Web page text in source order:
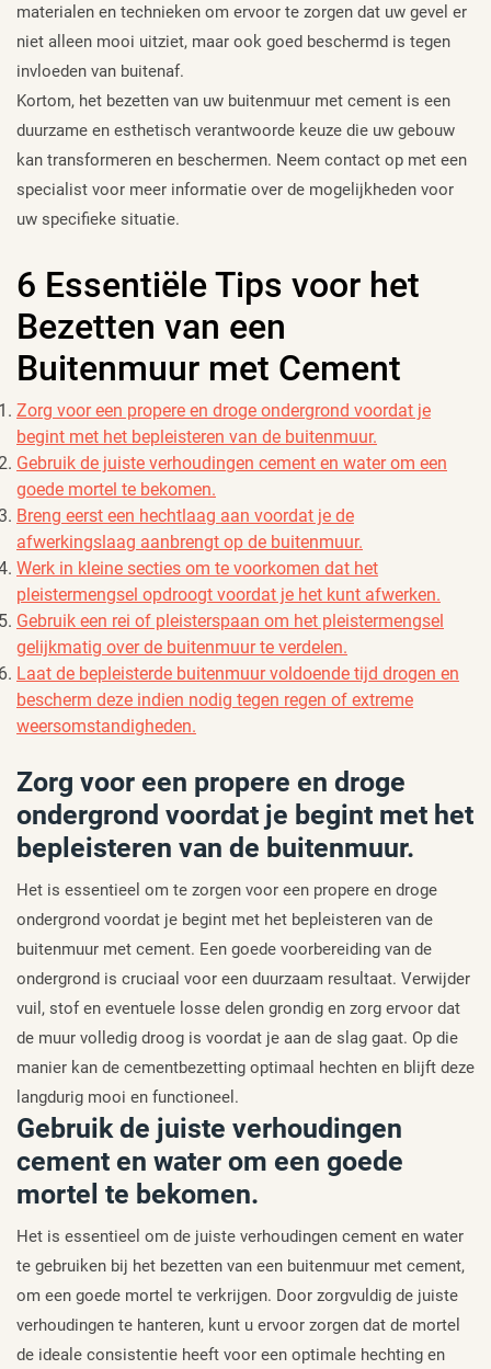
materialen en technieken om ervoor te zorgen dat uw gevel er
niet alleen mooi uitziet, maar ook goed beschermd is tegen
invloeden van buitenaf.
Kortom, het bezetten van uw buitenmuur met cement is een
duurzame en esthetisch verantwoorde keuze die uw gebouw
kan transformeren en beschermen. Neem contact op met een
specialist voor meer informatie over de mogelijkheden voor
uw specifieke situatie.
6 Essentiële Tips voor het
Bezetten van een
Buitenmuur met Cement
Zorg voor een propere en droge ondergrond voordat je
begint met het bepleisteren van de buitenmuur.
Gebruik de juiste verhoudingen cement en water om een
goede mortel te bekomen.
Breng eerst een hechtlaag aan voordat je de
afwerkingslaag aanbrengt op de buitenmuur.
Werk in kleine secties om te voorkomen dat het
pleistermengsel opdroogt voordat je het kunt afwerken.
Gebruik een rei of pleisterspaan om het pleistermengsel
gelijkmatig over de buitenmuur te verdelen.
Laat de bepleisterde buitenmuur voldoende tijd drogen en
bescherm deze indien nodig tegen regen of extreme
weersomstandigheden.
Zorg voor een propere en droge
ondergrond voordat je begint met het
bepleisteren van de buitenmuur.
Het is essentieel om te zorgen voor een propere en droge
ondergrond voordat je begint met het bepleisteren van de
buitenmuur met cement. Een goede voorbereiding van de
ondergrond is cruciaal voor een duurzaam resultaat. Verwijder
vuil, stof en eventuele losse delen grondig en zorg ervoor dat
de muur volledig droog is voordat je aan de slag gaat. Op die
manier kan de cementbezetting optimaal hechten en blijft deze
langdurig mooi en functioneel.
Gebruik de juiste verhoudingen
cement en water om een goede
mortel te bekomen.
Het is essentieel om de juiste verhoudingen cement en water
te gebruiken bij het bezetten van een buitenmuur met cement,
om een goede mortel te verkrijgen. Door zorgvuldig de juiste
verhoudingen te hanteren, kunt u ervoor zorgen dat de mortel
de ideale consistentie heeft voor een optimale hechting en